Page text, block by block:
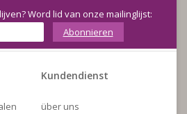
Word lid van onze mailinglijst:
Abonnieren
Kundendienst
über uns